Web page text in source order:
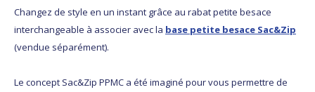
Changez de style en un instant grâce au rabat petite besace
interchangeable à associer avec la base petite besace Sac&Zip
(vendue séparément).
Le concept Sac&Zip PPMC a été imaginé pour vous permettre de